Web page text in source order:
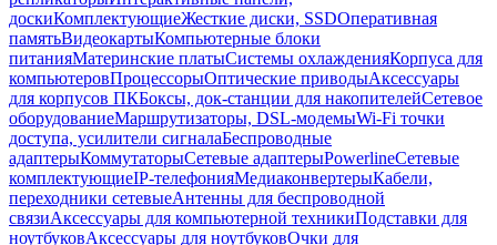
доскиКомплектующиеЖесткие диски, SSDОперативная
памятьВидеокартыКомпьютерные блоки
питанияМатеринские платыСистемы охлажденияКорпуса для
компьютеровПроцессорыОптические приводыАксессуары
для корпусов ПКБоксы, док-станции для накопителейСетевое
оборудованиеМаршрутизаторы, DSL-модемыWi-Fi точки
доступа, усилители сигналаБеспроводные
адаптерыКоммутаторыСетевые адаптерыPowerlineСетевые
комплектующиеIP-телефонияМедиаконвертерыКабели,
переходники сетевыеАнтенны для беспроводной
связиАксессуары для компьютерной техникиПодставки для
ноутбуковАксессуары для ноутбуковОчки для